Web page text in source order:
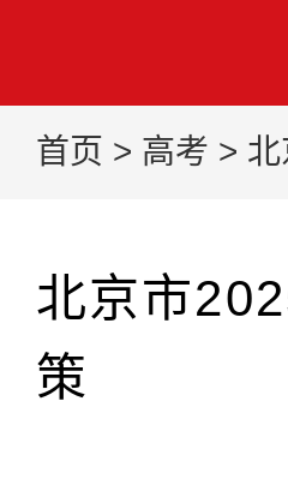
首页 > 高考 > 北
北京市
策